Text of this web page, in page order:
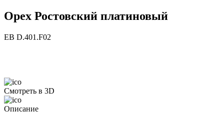
Орех Ростовский платиновый
ЕВ D.401.F02
Смотреть в 3D
Описание